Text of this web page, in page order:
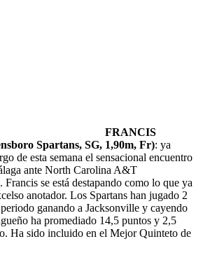
FRANCIS
Spartans, SG, 1,90m, Fr): ya
de esta semana el sensacional encuentro
ante North Carolina A&T
se está destapando como lo que ya
anotador. Los Spartans han jugado 2
ganando a Jacksonville y cayendo
ha promediado 14,5 puntos y 2,5
Ha sido incluido en el Mejor Quinteto de